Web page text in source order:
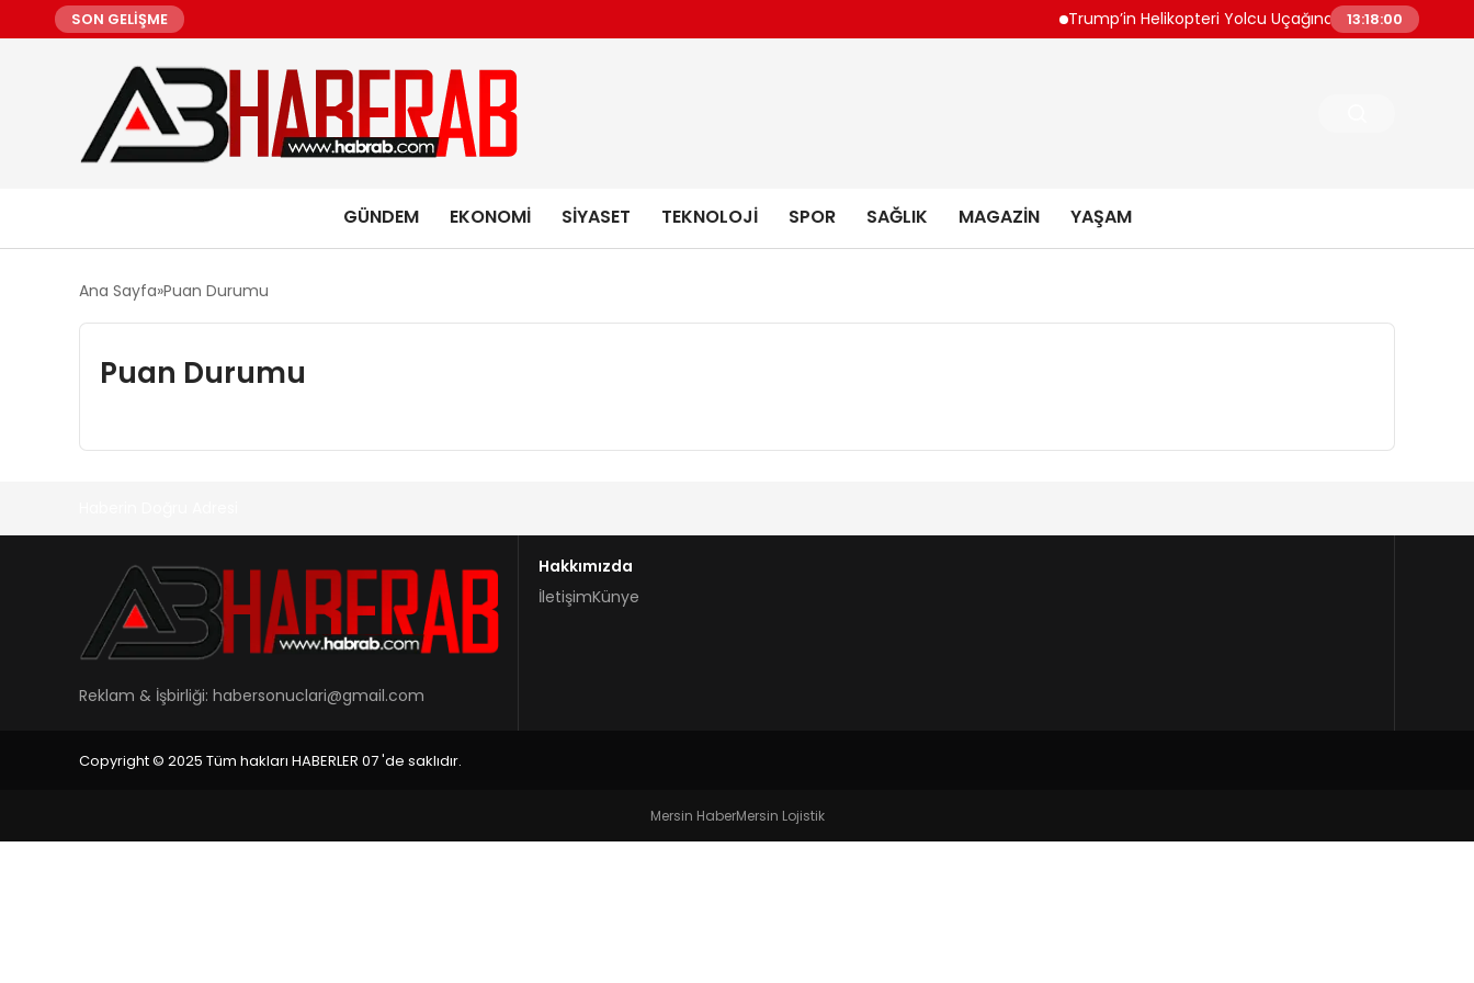
SON GELİŞME Trump’in Helikopteri Yolcu Uçağına Tehlikeli Yaklaştı
13:18:00
GÜNDEM EKONOMI SIYASET TEKNOLOJI SPOR SAĞLIK MAGAZIN YAŞAM
Ana Sayfa Puan Durumu
Puan Durumu
Reklam & İşbirliği: habersonuclari@gmail.com
Hakkımızda
İletişimKünye
Copyright © 2025 Tüm hakları HABERLER 07 'de saklıdır.
Mersin HaberMersin Lojistik